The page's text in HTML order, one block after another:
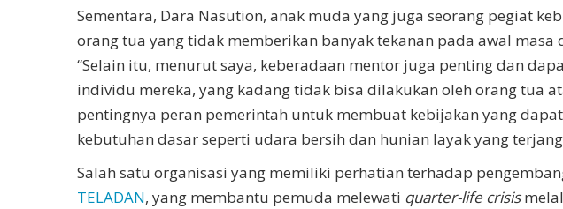
Sementara, Dara Nasution, anak muda yang juga seorang pegiat
orang tua yang tidak memberikan banyak tekanan pada awal
“Selain itu, menurut saya, keberadaan mentor juga penting dan
individu mereka, yang kadang tidak bisa dilakukan oleh orang tua
pentingnya peran pemerintah untuk membuat kebijakan yang
kebutuhan dasar seperti udara bersih dan hunian layak yang
Salah satu organisasi yang memiliki perhatian terhadap
TELADAN, yang membantu pemuda melewati quarter-life crisis